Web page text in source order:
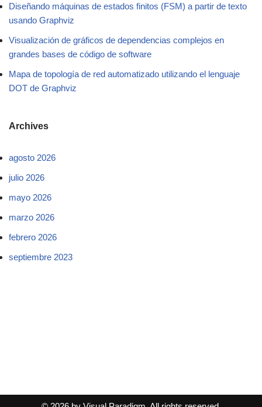
Diseñando máquinas de estados finitos (FSM) a partir de texto
usando Graphviz
Visualización de gráficos de dependencias complejos en
grandes bases de código de software
Mapa de topología de red automatizado utilizando el lenguaje
DOT de Graphviz
Archives
agosto 2026
julio 2026
mayo 2026
marzo 2026
febrero 2026
septiembre 2023